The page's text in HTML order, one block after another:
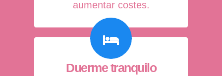
aumentar costes.
Duerme tranquilo